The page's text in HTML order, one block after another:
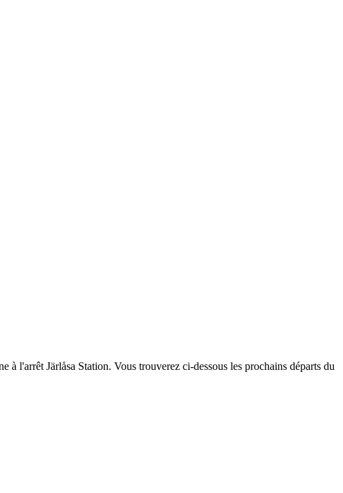
l'arrêt Järlåsa Station. Vous trouverez ci-dessous les prochains départs du